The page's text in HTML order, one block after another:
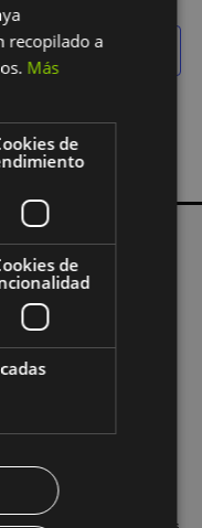
Empresa
Modelo EMA
recopilado a
Más
de
de